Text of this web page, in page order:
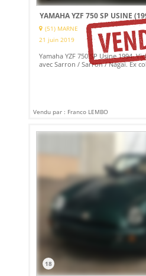
YAMAHA YZF 750 SP USINE
(51) MARNE
21 juin 2019
Yamaha YZF 750 SP Usine 1994.
avec Sarron / Sarron / Nagaï. Ex
Vendu par : Franco LEMBO
18